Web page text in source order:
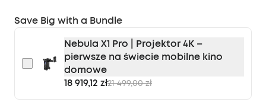
gwarantuje ostry obraz i stałą jasność w całym
Cicha, hermetyczna konstrukcja: Hermetyczna
konstrukcja eliminuje hałas pompy podczas
oglądania — wystarczy nadmuchać ekran raz,
aby cieszyć się nawet 2 dniami cichej rozrywki
Save Big with a Bundle
Nebula X1 Pro | Projektor 4K –
pierwsze na świecie mobilne kino
domowe
18 919,12 zł21 499,00 zł